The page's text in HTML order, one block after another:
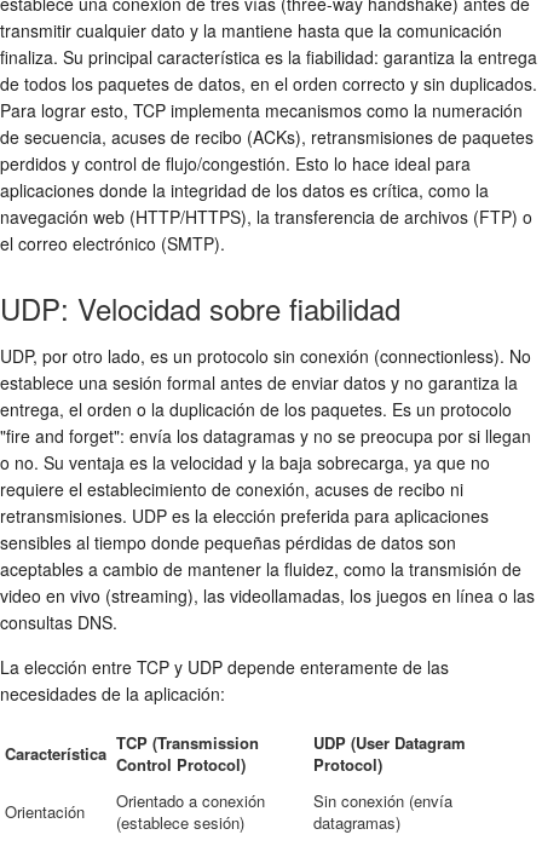
transmitir cualquier dato y la mantiene hasta que la comunicación
finaliza. Su principal característica es la fiabilidad: garantiza la entrega
de todos los paquetes de datos, en el orden correcto y sin duplicados.
Para lograr esto, TCP implementa mecanismos como la numeración
de secuencia, acuses de recibo (ACKs), retransmisiones de paquetes
perdidos y control de flujo/congestión. Esto lo hace ideal para
aplicaciones donde la integridad de los datos es crítica, como la
navegación web (HTTP/HTTPS), la transferencia de archivos (FTP) o
el correo electrónico (SMTP).
UDP: Velocidad sobre fiabilidad
UDP, por otro lado, es un protocolo sin conexión (connectionless). No
establece una sesión formal antes de enviar datos y no garantiza la
entrega, el orden o la duplicación de los paquetes. Es un protocolo
"fire and forget": envía los datagramas y no se preocupa por si llegan
o no. Su ventaja es la velocidad y la baja sobrecarga, ya que no
requiere el establecimiento de conexión, acuses de recibo ni
retransmisiones. UDP es la elección preferida para aplicaciones
sensibles al tiempo donde pequeñas pérdidas de datos son
aceptables a cambio de mantener la fluidez, como la transmisión de
video en vivo (streaming), las videollamadas, los juegos en línea o las
consultas DNS.
La elección entre TCP y UDP depende enteramente de las
necesidades de la aplicación:
Característica TCP (Transmission
Control Protocol)
UDP (User Datagram
Protocol)
Orientación
Orientado a conexión
(establece sesión)
Sin conexión (envía
datagramas)